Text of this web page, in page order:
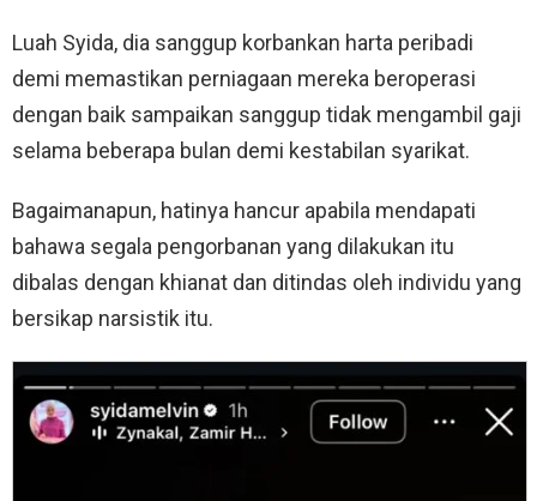
Luah Syida, dia sanggup korbankan harta peribadi
demi memastikan perniagaan mereka beroperasi
dengan baik sampaikan sanggup tidak mengambil gaji
selama beberapa bulan demi kestabilan syarikat.
Bagaimanapun, hatinya hancur apabila mendapati
bahawa segala pengorbanan yang dilakukan itu
dibalas dengan khianat dan ditindas oleh individu yang
bersikap narsistik itu.